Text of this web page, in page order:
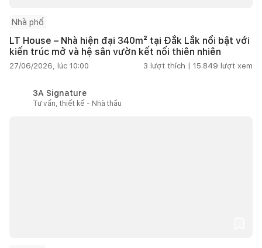
Nhà phố
LT House – Nhà hiện đại 340m² tại Đắk Lắk nổi bật với
kiến trúc mở và hệ sân vườn kết nối thiên nhiên
27/06/2026, lúc 10:00 3 lượt thích | 15.849 lượt xem
3A Signature
Tư vấn, thiết kế - Nhà thầu